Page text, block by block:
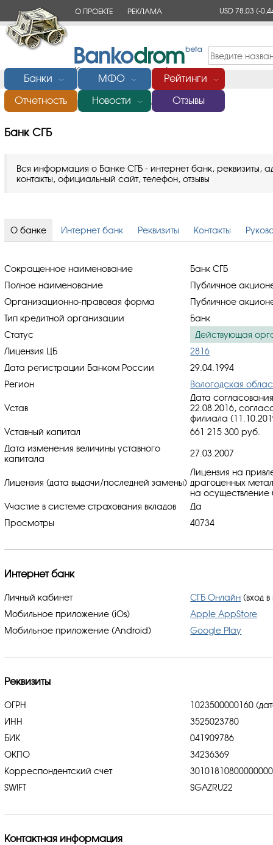
О ПРОЕКТЕ РЕКЛАМА USD 78,03(-
Банки ﹀ МФО ﹀ Рейтинги ﹀
Отчетность Новости ﹀ Отзывы
Главная/Банки России/Банк СГБ
Банк СГБ
Вся информация о Банке СГБ - интернет банк, реквизиты,
контакты, официальный сайт, телефон, отзывы
О банке Интернет банк Реквизиты Контакты
Сокращенное наименование
Банк СГБ
Полное наименование
Публичное
Организационно-правовая форма
Публичное
Тип кредитной организации
Банк
Статус
Действующая
Лицензия ЦБ
2816
Дата регистрации Банком России
29.04.1994
Регион
Вологодская
Устав
Дата
22.08.2016,
филиала
Уставный капитал
661 215 300 руб.
Дата изменения величины уставного
капитала
27.03.2007
Лицензия (дата выдачи/последней замены)
Лицензия на
драгоценных
на осуществление
Участие в системе страхования вкладов
Да
Просмотры
40734
Интернет банк
Личный кабинет СГБ Онлайн (вход
Мобильное приложение (iOs)
Apple AppStore
Мобильное приложение (Android)
Google Play
Реквизиты
ОГРН
1023500000160
ИНН
3525023780
БИК
041909786
ОКПО
34236369
Корреспондентский счет
SWIFT
SGAZRU22
Контактная информация